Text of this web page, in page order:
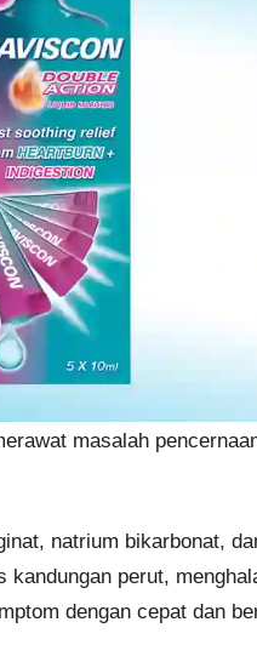
masalah
natrium bikarbonat,
perut,
dengan cepat dan